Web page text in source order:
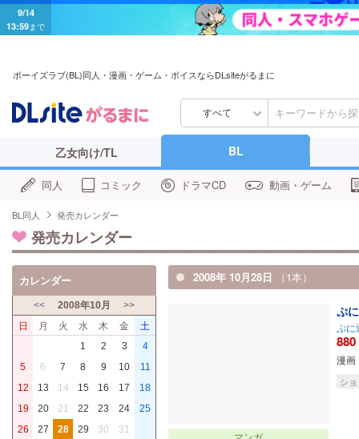
9/14
13:59 まで
ボーイズラブ(BL)同人・漫画・ゲーム・ボイスならDLsiteがるまに
すべて
乙女向け/TL BL
同人 コミック ドラマCD 動画・ゲーム
BL同人 発売カレンダー
発売カレンダー
2008年 10月28日 （1本）
マンガ
ぷ
ぷに
880
漫画
シ
カレンダー
<< 2008年10月 >>
日 月 火 水 木 金 土
1 2 3
4
5
6 7 8 9 10
11
12
13 14 15 16 17
18
19
20 21 22 23 24
25
26
27 28 29 30 31